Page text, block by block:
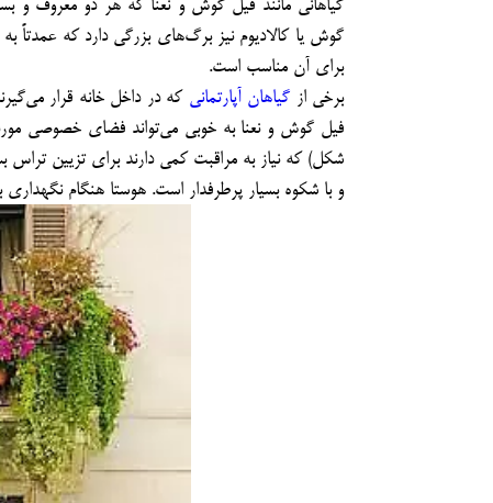
گیاهانی مانند فیل گوش و نعنا که هر دو معروف و
برای آن مناسب است.
برخی از گیاهان آپارتمانی که در داخل خانه قرار
فیل گوش و نعنا به خوبی می‌تواند فضای خصوصی مورد
شکل) که نیاز به مراقبت کمی دارند برای تزیین
و با شکوه بسیار پرطرفدار است. هوستا هنگام نگهداری